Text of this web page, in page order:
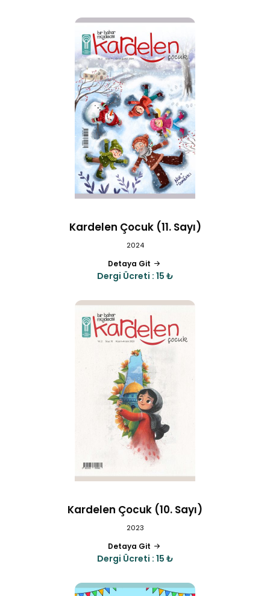
Kardelen Çocuk (11. Sayı)
2024
Detaya Git
Dergi Ücreti : 15 ₺
Kardelen Çocuk (10. Sayı)
2023
Detaya Git
Dergi Ücreti : 15 ₺